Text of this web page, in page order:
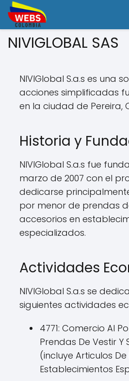
NIVIGLOBAL SAS
NIVIGlobal S.a.s es una
acciones simplificadas
en la ciudad de Pereira,
Historia y
NIVIGlobal S.a.s fue
marzo de 2007 con el
dedicarse
por menor de prendas
accesorios en
especializados.
Actividades
NIVIGlobal S.a.s se
siguientes actividades
4771: Comercio Al
Prendas De Vestir Y
(incluye Articulos De
Establecimientos